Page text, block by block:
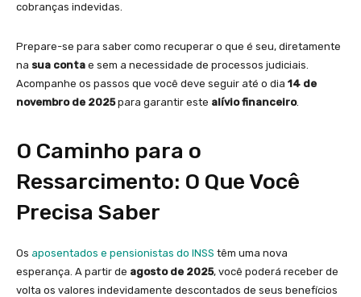
cobranças indevidas.
Prepare-se para saber como recuperar o que é seu, diretamente
na sua conta e sem a necessidade de processos judiciais.
Acompanhe os passos que você deve seguir até o dia 14 de
novembro de 2025para garantir este alívio financeiro.
O Caminho para o
Ressarcimento: O Que Você
Precisa Saber
Os aposentados e pensionistas do INSS têm uma nova
esperança. A partir de agosto de 2025, você poderá receber de
volta os valores indevidamente descontados de seus benefícios